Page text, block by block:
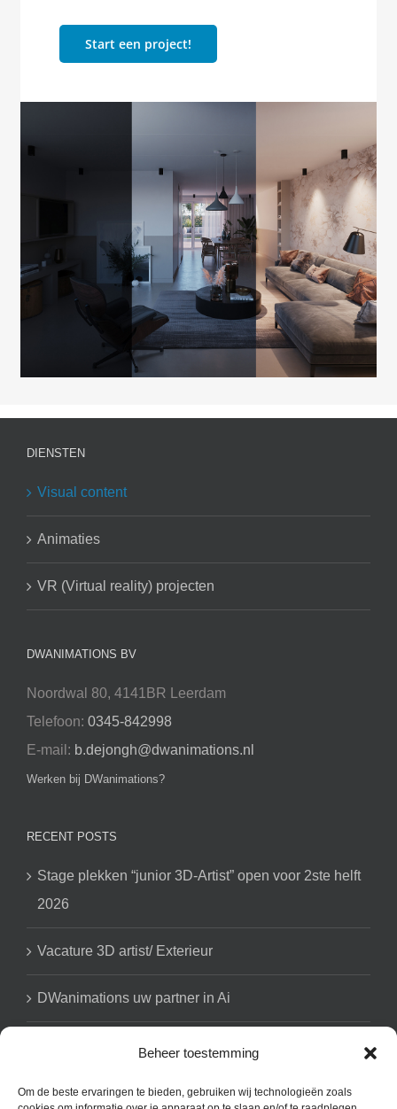
Beheer toestemming
Om de beste ervaringen te bieden, gebruiken wij technologieën zoals
Start een project!
DIENSTEN
Visual content
Animaties
VR (Virtual reality) projecten
DWANIMATIONS BV
Noordwal 80, 4141BR Leerdam
Telefoon: 0345-842998
E-mail: b.dejongh@dwanimations.nl
Werken bij DWanimations?
RECENT POSTS
Stage plekken “junior 3D-Artist” open voor 2ste helft
2026
Vacature 3D artist/ Exterieur
DWanimations uw partner in Ai